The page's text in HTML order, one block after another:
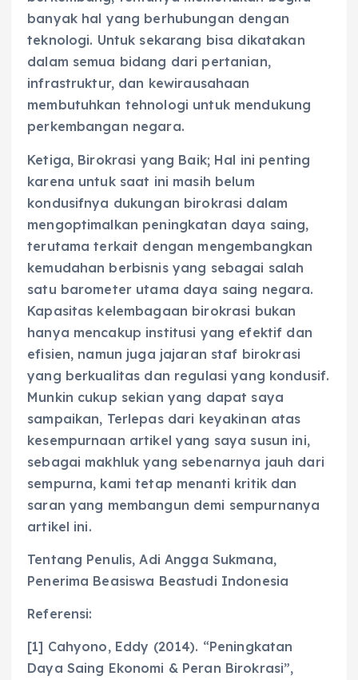
banyak hal yang berhubungan dengan
teknologi. Untuk sekarang bisa dikatakan
dalam semua bidang dari pertanian,
infrastruktur, dan kewirausahaan
membutuhkan tehnologi untuk mendukung
perkembangan negara.
Ketiga, Birokrasi yang Baik; Hal ini penting
karena untuk saat ini masih belum
kondusifnya dukungan birokrasi dalam
mengoptimalkan peningkatan daya saing,
terutama terkait dengan mengembangkan
kemudahan berbisnis yang sebagai salah
satu barometer utama daya saing negara.
Kapasitas kelembagaan birokrasi bukan
hanya mencakup institusi yang efektif dan
efisien, namun juga jajaran staf birokrasi
yang berkualitas dan regulasi yang kondusif.
Munkin cukup sekian yang dapat saya
sampaikan, Terlepas dari keyakinan atas
kesempurnaan artikel yang saya susun ini,
sebagai makhluk yang sebenarnya jauh dari
sempurna, kami tetap menanti kritik dan
saran yang membangun demi sempurnanya
artikel ini.
Tentang Penulis, Adi Angga Sukmana,
Penerima Beasiswa Beastudi Indonesia
Referensi:
[1] Cahyono, Eddy (2014). “Peningkatan
Daya Saing Ekonomi & Peran Birokrasi”,